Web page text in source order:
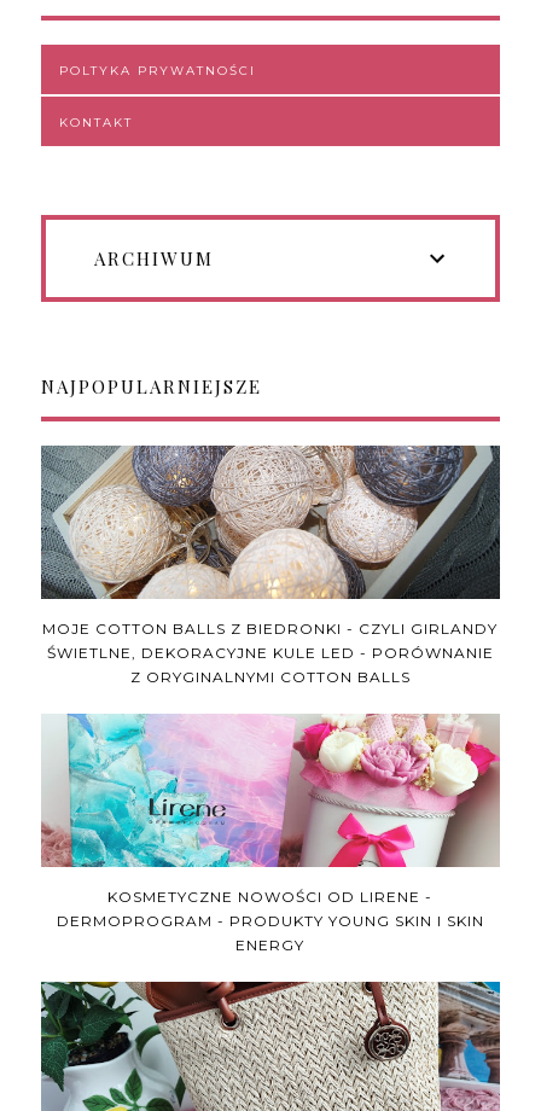
POLTYKA PRYWATNOŚCI
KONTAKT
ARCHIWUM
NAJPOPULARNIEJSZE
MOJE COTTON BALLS Z BIEDRONKI - CZYLI GIRLANDY
ŚWIETLNE, DEKORACYJNE KULE LED - PORÓWNANIE
Z ORYGINALNYMI COTTON BALLS
KOSMETYCZNE NOWOŚCI OD LIRENE -
DERMOPROGRAM - PRODUKTY YOUNG SKIN I SKIN
ENERGY